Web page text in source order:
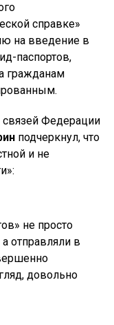
справке»
на введение в
паспортов,
гражданам
связей Федерации
подчеркнул, что
и не
не просто
отправляли в
довольно